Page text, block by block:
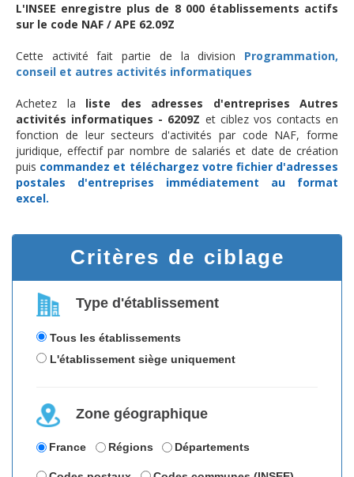
L'INSEE enregistre plus de 8 000 établissements actifs
sur le code NAF / APE 62.09Z
Cette activité fait partie de la division Programmation,
conseil et autres activités informatiques
Achetez la liste des adresses d'entreprises Autres
activités informatiques - 6209Z et ciblez vos contacts en
fonction de leur secteurs d'activités par code NAF, forme
juridique, effectif par nombre de salariés et date de création
puis commandez et téléchargez votre fichier d'adresses
postales d'entreprises immédiatement au format
excel.
Critères de ciblage
Type d'établissement
Tous les établissements
L'établissement siège uniquement
Zone géographique
France Régions Départements